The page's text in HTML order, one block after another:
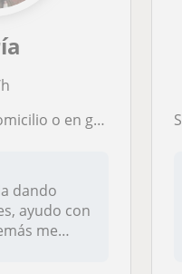
de ESO y primaria
dando
ayudo con
me